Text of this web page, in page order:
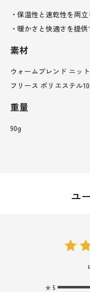
・保温性と速乾性を両
・暖かさと快適さを提
素材
ウォームブレンド ニッ
フリース ポリエステル
重量
90g
ユ
★ 5